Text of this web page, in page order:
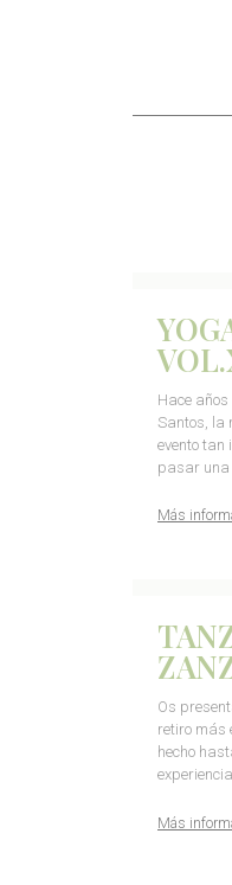
Hace
Santos, la
evento tan
pasar una
Más
Os
retiro más
hecho
Más